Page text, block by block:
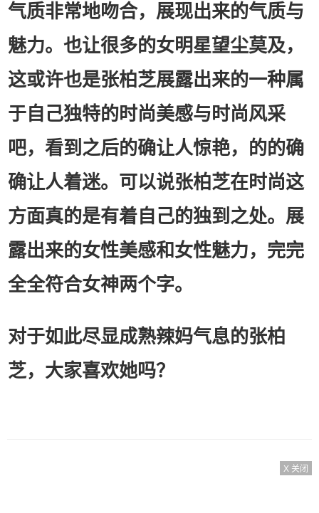
气质非常地吻合，展现出来的气质与
魅力。也让很多的女明星望尘莫及，
这或许也是张柏芝展露出来的一种属
于自己独特的时尚美感与时尚风采
吧，看到之后的确让人惊艳，的的确
确让人着迷。可以说张柏芝在时尚这
方面真的是有着自己的独到之处。展
露出来的女性美感和女性魅力，完完
全全符合女神两个字。
对于如此尽显成熟辣妈气息的张柏
芝，大家喜欢她吗？
X 关闭